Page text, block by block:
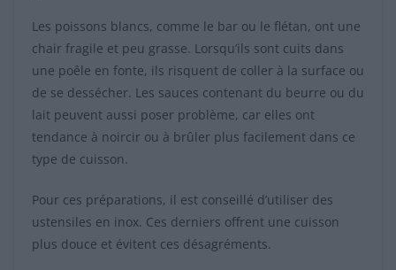
Les poissons blancs, comme le bar ou le flétan, ont une
chair fragile et peu grasse. Lorsqu’ils sont cuits dans
une poêle en fonte, ils risquent de coller à la surface ou
de se dessécher. Les sauces contenant du beurre ou du
lait peuvent aussi poser problème, car elles ont
tendance à noircir ou à brûler plus facilement dans ce
type de cuisson.
Pour ces préparations, il est conseillé d’utiliser des
ustensiles en inox. Ces derniers offrent une cuisson
plus douce et évitent ces désagréments.